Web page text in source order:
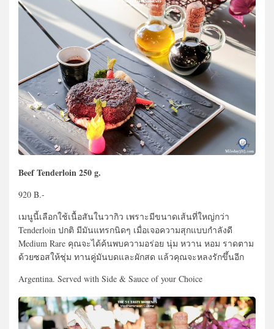
Beef Tenderloin 250 g.
920 B.-
เมนูนี้เลือกใช้เนื้อสันในวากิว เพราะมีขนาดเส้นที่ใหญ่กว่า
Tenderloin ปกติ มีมันแทรกนิดๆ เมื่อเจอความสุกแบบกำลังดี
Medium Rare คุณจะได้ค้นพบความอร่อย นุ่ม หวาน หอม ราดตาม
ด้วยซอสให้ชุ่ม ทานคู่มันบดและผักสด แล้วคุณจะหลงรักขึ้นอีก
Argentina. Served with Side & Sauce of your Choice